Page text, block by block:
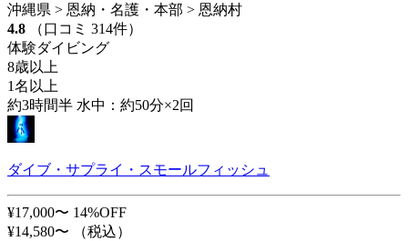
沖縄県 > 恩納・名護・本部 > 恩納村
4.8
（口コミ 314件）
体験ダイビング
8歳以上
1名以上
約3時間半 水中：約50分×2回
ダイブ・サプライ・スモールフィッシュ
¥17,000〜 14%OFF
¥14,580〜
（税込）